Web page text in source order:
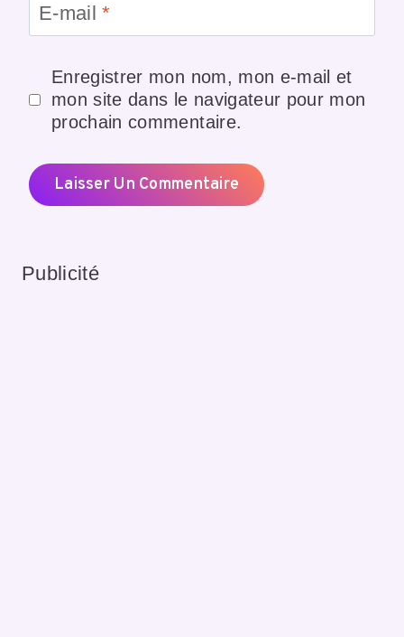
E-mail*
Enregistrer mon nom, mon e-mail et
mon site dans le navigateur pour mon
prochain commentaire.
Publicité